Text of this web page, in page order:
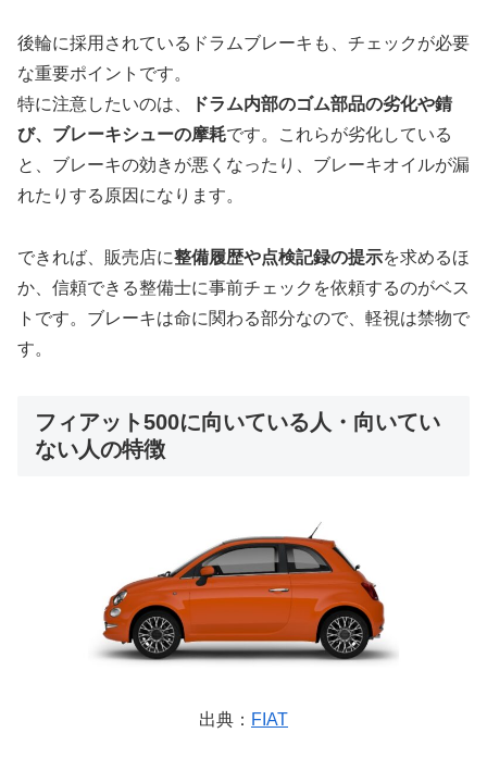
後輪に採用されているドラムブレーキも、チェックが必要
な重要ポイントです。
特に注意したいのは、
ドラム内部のゴム部品の劣化や錆
び、ブレーキシューの摩耗です。これらが劣化している
と、ブレーキの効きが悪くなったり、ブレーキオイルが漏
れたりする原因になります。
できれば、販売店に整備履歴や点検記録の提示を求めるほ
か、信頼できる整備士に事前チェックを依頼するのがベス
トです。ブレーキは命に関わる部分なので、軽視は禁物で
す。
フィアット500に向いている人・向いてい
ない人の特徴
出典： FIAT